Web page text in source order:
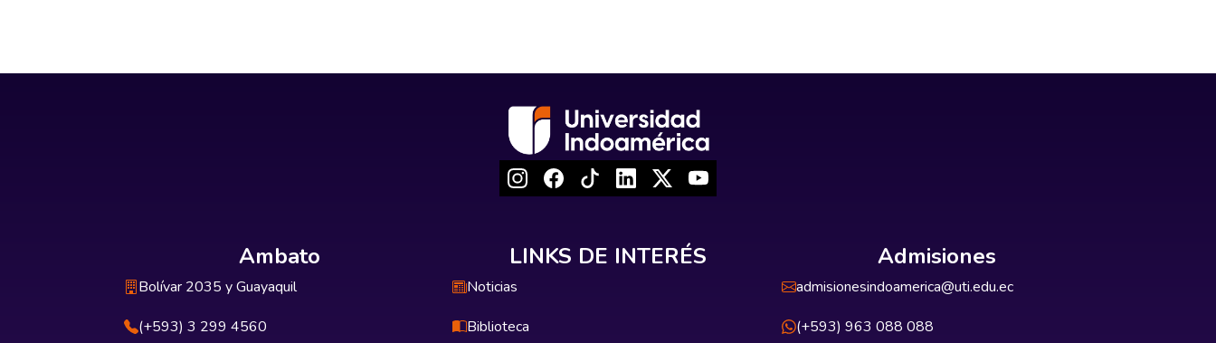
Ambato
Bolívar 2035 y Guayaquil
(+593) 3 299 4560
LINKS DE INTERÉS
Noticias
Biblioteca
Admisiones
admisionesindoamerica@uti.edu.ec
(+593) 963 088 088